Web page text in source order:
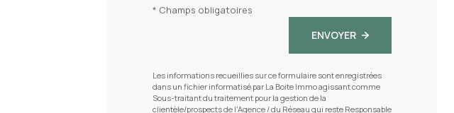
* Champs obligatoires
ENVOYER
Les informations recueillies sur ce formulaire sont enregistrées
dans un fichier informatisé par La Boite Immo agissant comme
Sous-traitant du traitement pour la gestion de la
clientèle/prospects de l'Agence / du Réseau qui reste Responsable